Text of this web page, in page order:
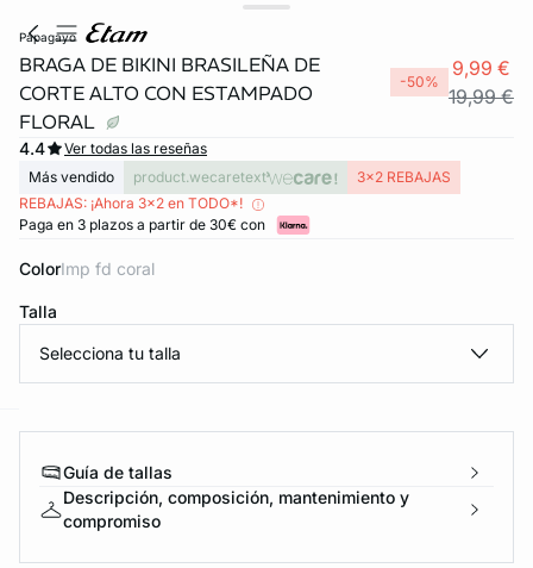
papagayo
BRAGA DE BIKINI BRASILEÑA DE
CORTE ALTO CON ESTAMPADO
FLORAL
-50%
9,99 €
19,99 €
4.4
Ver todas las reseñas
Más vendido
product.wecaretext
3x2 REBAJAS
REBAJAS: ¡Ahora 3x2 en TODO*!
Paga en 3 plazos a partir de 30€ con
Color imp fd coral
Talla
Selecciona tu talla
Guía de tallas
Descripción, composición, mantenimiento y
compromiso